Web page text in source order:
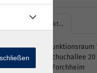
Multifunkt…
Multifunktionsraum
Hornschuchallee 20
91301 Forchheim